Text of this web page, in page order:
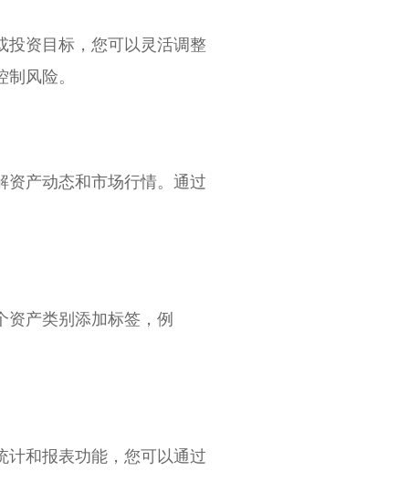
投资目标，您可以灵活调整
风险。
产动态和市场行情。通过
资产类别添加标签，例
和报表功能，您可以通过